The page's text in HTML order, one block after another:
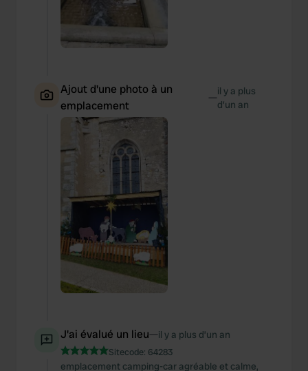
Ajout d'une photo à un
emplacement
—il y a plus
d’un an
J'ai évalué un lieu—il y a plus d’un an
Sitecode: 64283
emplacement camping-car agréable et calme,